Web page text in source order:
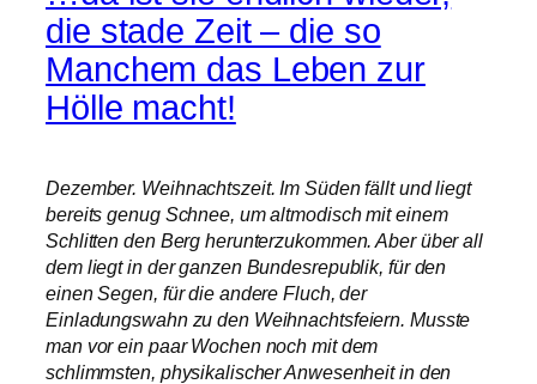
die stade Zeit – die so
Manchem das Leben zur
Hölle macht!
Dezember. Weihnachtszeit. Im Süden fällt und liegt
bereits genug Schnee, um altmodisch mit einem
Schlitten den Berg herunterzukommen. Aber über all
dem liegt in der ganzen Bundesrepublik, für den
einen Segen, für die andere Fluch, der
Einladungswahn zu den Weihnachtsfeiern. Musste
man vor ein paar Wochen noch mit dem
schlimmsten, physikalischer Anwesenheit in den